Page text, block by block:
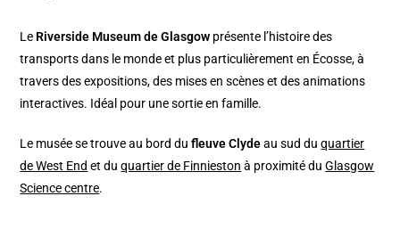
Le Riverside Museum de Glasgow présente l’histoire des
transports dans le monde et plus particulièrement en Écosse, à
travers des expositions, des mises en scènes et des animations
interactives. Idéal pour une sortie en famille.
Le musée se trouve au bord dufleuve Clydeau sud duquartier
de West End et duquartier de Finnieston à proximité duGlasgow
Science centre.